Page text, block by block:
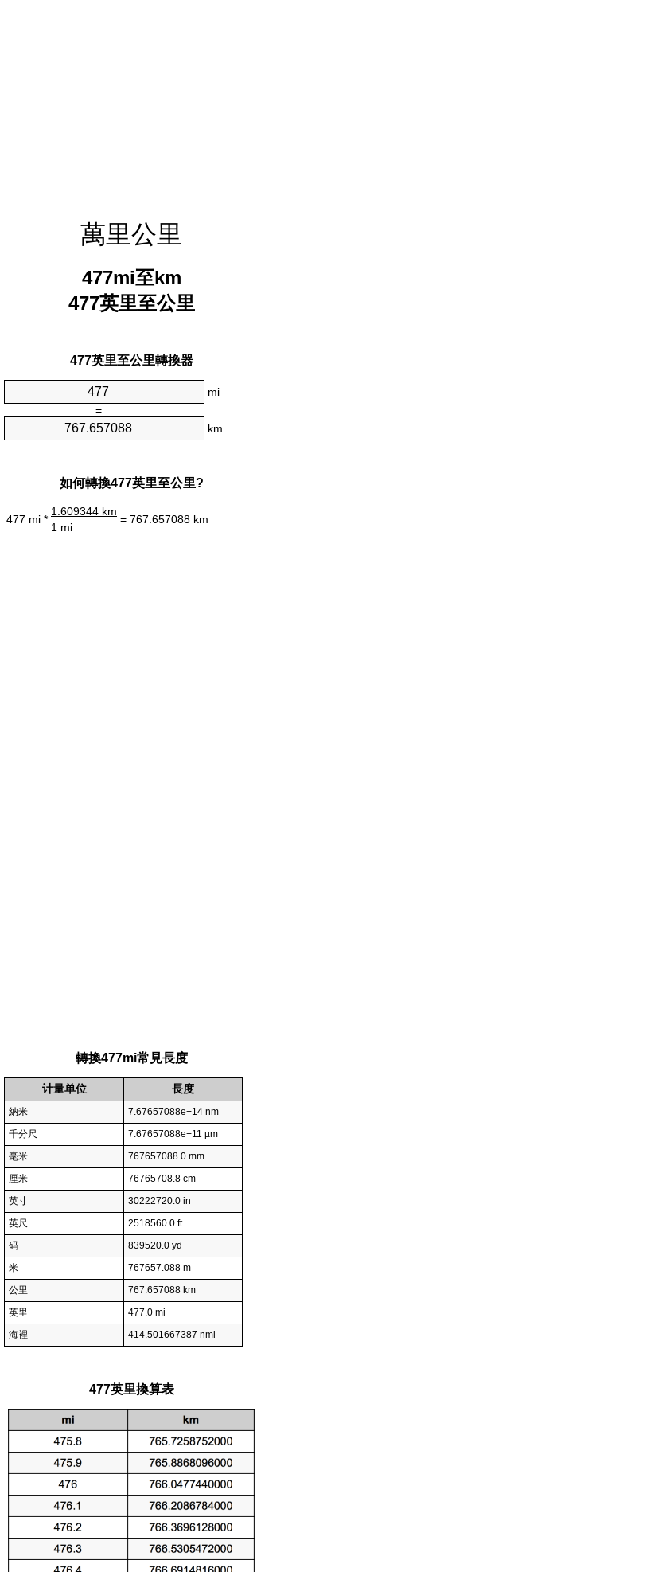
萬里公里
477mi至km
477英里至公里
477英里至公里轉換器
mi
=
km
如何轉換477英里至公里?
477 mi *
1.609344 km
= 767.657088 km
1 mi
轉換477mi常見長度
计量单位 長度
納米
7.67657088e+14 nm
千分尺
7.67657088e+11 µm
毫米
767657088.0 mm
厘米
76765708.8 cm
英寸
30222720.0 in
英尺
2518560.0 ft
码
839520.0 yd
米
767657.088 m
公里
767.657088 km
英里
477.0 mi
海裡
414.501667387 nmi
477英里換算表